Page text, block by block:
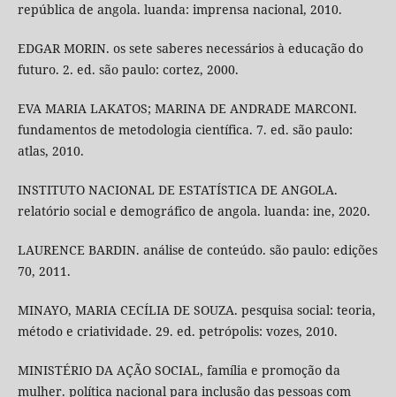
república de angola. luanda: imprensa nacional, 2010.
EDGAR MORIN. os sete saberes necessários à educação do
futuro. 2. ed. são paulo: cortez, 2000.
EVA MARIA LAKATOS; MARINA DE ANDRADE MARCONI.
fundamentos de metodologia científica. 7. ed. são paulo:
atlas, 2010.
INSTITUTO NACIONAL DE ESTATÍSTICA DE ANGOLA.
relatório social e demográfico de angola. luanda: ine, 2020.
LAURENCE BARDIN. análise de conteúdo. são paulo: edições
70, 2011.
MINAYO, MARIA CECÍLIA DE SOUZA. pesquisa social: teoria,
método e criatividade. 29. ed. petrópolis: vozes, 2010.
MINISTÉRIO DA AÇÃO SOCIAL, família e promoção da
mulher. política nacional para inclusão das pessoas com